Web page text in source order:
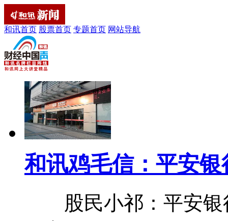
和讯首页 股票首页 专题首页 网站导航
和讯鸡毛信：平安
股民小祁：平安银